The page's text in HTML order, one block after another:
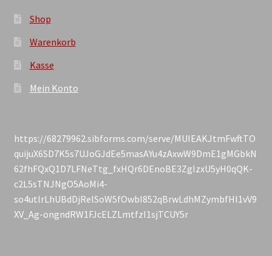
Shop
Warenkorb
Kasse
Mein Konto
https://68279962.sibforms.com/serve/MUIEAKJtmFwftTO
quijuX6SD7K5s7UJoGJdEe5masAYu4zAxwW9DmE1gMGbkN
62fhFQxQ1D7LFNeTtg_fxHQr6DEnoBE3ZgIzxU5yH0qQK-
c2L5sTNJNgO5AoMi4-
so4utlrLhUBdDjRelSoW5fOwbI852qBrwLdhMZymbfHI1vV9
XV_Ag-ongndRW1FJcELZLmtfzI1sjTCUY5r